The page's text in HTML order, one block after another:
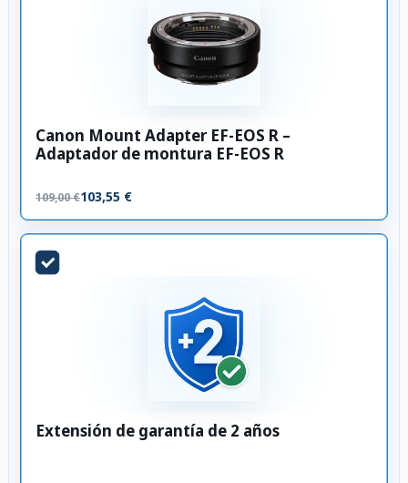
Canon Mount Adapter EF-EOS R –
Adaptador de montura EF-EOS R
109,00 €103,55 €
Extensión de garantía de 2 años